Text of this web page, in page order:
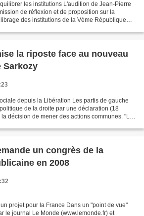
les institutions L'audition de Jean-Pierre
de réflexion et de proposition sur la
des institutions de la Vème République
la riposte face au nouveau
Sarkozy
depuis la Libération Les partis de gauche
de la droite par une déclaration (18
décision de mener des actions communes. "Le
un congrès de la
en 2008
projet pour la France Dans un "point de vue"
le journal Le Monde (www.lemonde.fr) et